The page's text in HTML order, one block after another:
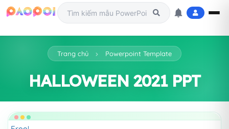
Trang chủ Powerpoint Template
HALLOWEEN 2021 PPT